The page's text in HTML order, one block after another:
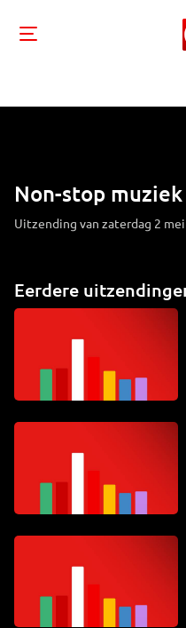
Non-stop muziek
Uitzending van zaterdag 2
Eerdere